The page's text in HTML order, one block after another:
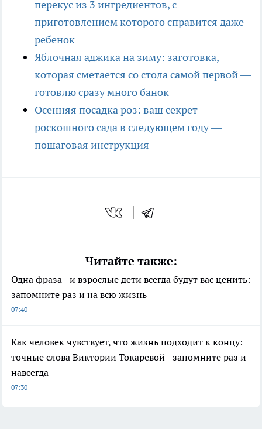
перекус из 3 ингредиентов, с
приготовлением которого справится даже
ребенок
Яблочная аджика на зиму: заготовка,
которая сметается со стола самой первой —
готовлю сразу много банок
Осенняя посадка роз: ваш секрет
роскошного сада в следующем году —
пошаговая инструкция
Читайте также:
Одна фраза - и взрослые дети всегда будут вас ценить:
запомните раз и на всю жизнь
07:40
Как человек чувствует, что жизнь подходит к концу:
точные слова Виктории Токаревой - запомните раз и
навсегда
07:30